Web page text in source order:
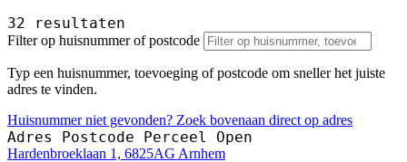
32 resultaten
Filter op huisnummer of postcode
Typ een huisnummer, toevoeging of postcode om sneller het juiste
adres te vinden.
Huisnummer niet gevonden? Zoek bovenaan direct op adres
Adres Postcode Perceel Open
Hardenbroeklaan 1, 6825AG Arnhem